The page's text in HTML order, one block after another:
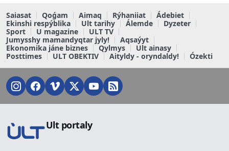
Saiasat Qoǵam Aimaq Rýhaniiat
Ádebiet
Ekinshi respýblika
Ult tarihy Álemde
Dyzeter
Sport
U magazine
ULT TV
Jumysshy mamandyqtar jyly!
Aqsaýyt
Ekonomika jáne biznes
Qylmys
Ult ainasy
Posttimes
ULT OBEKTIV Aityldy - oryndaldy! Ózekti
Ult portaly